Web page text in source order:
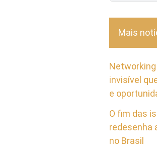
Mais
invisível
e
O fim das
redesenha
no Brasil